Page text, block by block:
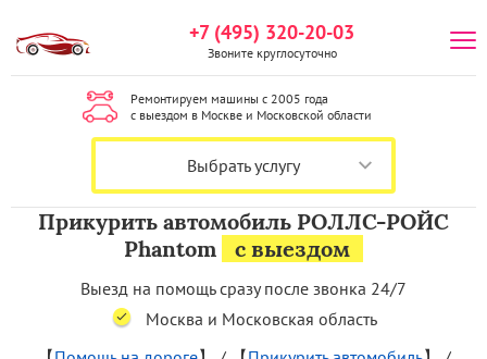
+7 (495) 320-20-03
Звоните круглосуточно
Ремонтируем машины с 2005 года
с выездом в Москве и Московской области
Выбрать услугу
Прикурить автомобиль РОЛЛС-РОЙС
Phantom
с выездом
Выезд на помощь сразу после звонка 24/7
Москва и Московская область